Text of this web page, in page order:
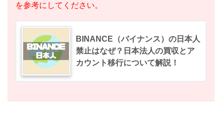
を参考にしてください。
BINANCE（バイナンス）の日本人
禁止はなぜ？日本法人の買収とア
カウント移行について解説！